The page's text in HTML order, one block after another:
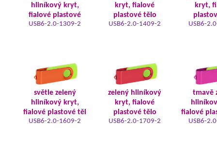
hliníkový kryt,
fialové plastové
USB6-2.0-1309-2
kryt, fialové
plastové tělo
USB6-2.0-1409-2
kryt,
USB6-
světle zelený
hliníkový kryt,
fialové plastové těl
USB6-2.0-1609-2
zelený hliníkový
kryt, fialové
plastové tělo
USB6-2.0-1709-2
tmavě
fialové
USB6-